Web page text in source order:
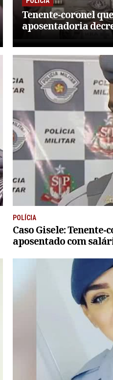
Tenente-coronel
aposentadoria
POLÍCIA
Caso Gisele:
aposentado com